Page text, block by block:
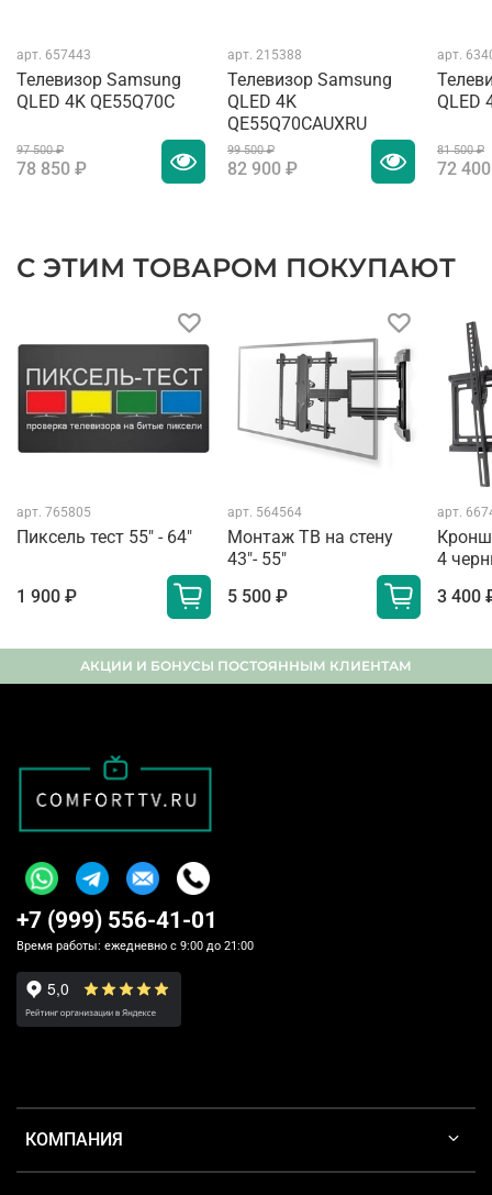
арт. 657443
Телевизор Samsung
QLED 4K QE55Q70C
97 500 ₽
78 850 ₽
арт. 215388
Телевизор Samsung
QLED 4K
QE55Q70CAUXRU
99 500 ₽
82 900 ₽
арт.
QLED
81 500 ₽
72
С ЭТИМ ТОВАРОМ ПОКУПАЮТ
арт. 765805
Пиксель тест 55" - 64"
1 900 ₽
арт. 564564
Монтаж ТВ на стену
43"- 55"
5 500 ₽
арт.
4
3 400
АКЦИИ И БОНУСЫ ПОСТОЯННЫМ КЛИЕНТАМ
КОМПАНИЯ
+7 (999) 556-41-01
Время работы: ежедневно с 9:00 до 21:00